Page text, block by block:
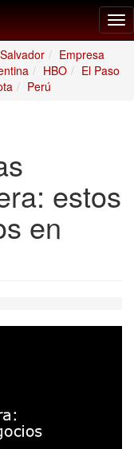
Empresa
HBO
El Paso
Perú
estos
en